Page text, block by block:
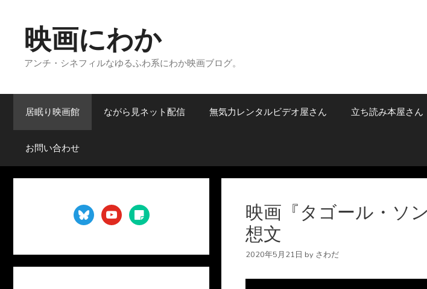
ス
映画にわか
アンチ・シネフィルなゆるふわ系にわか映画ブログ。
居眠り映画館 ながら見ネット配信 無気力レンタルビデオ屋さん 立ち読み本屋さん
お問い合わせ
映画『タゴール・ソ
想文
2020年5月21日 by さわだ
blueskyyoutubesticky-
note